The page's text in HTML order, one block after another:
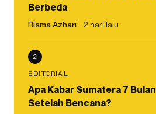
Berbeda
Risma Azhari 2 hari lalu
2
EDITORIAL
Apa Kabar Sumatera 7 Bulan
Setelah Bencana?